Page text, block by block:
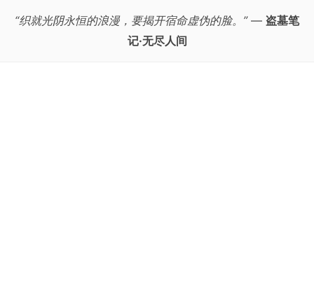
“织就光阴永恒的浪漫，要揭开宿命虚伪的脸。”— 盗墓笔
记·无尽人间